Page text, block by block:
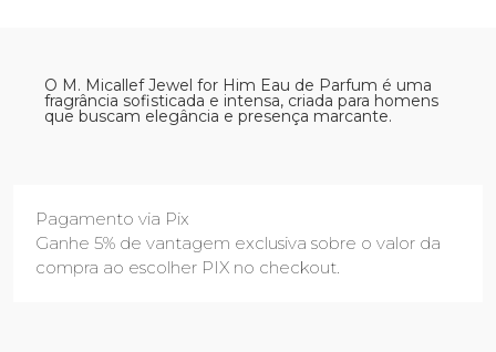
O M. Micallef Jewel for Him Eau de Parfum é uma
fragrância sofisticada e intensa, criada para homens
que buscam elegância e presença marcante.
Pagamento via Pix
Ganhe 5% de vantagem exclusiva sobre o valor da
compra ao escolher PIX no checkout.